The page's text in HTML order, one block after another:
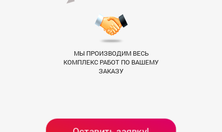
МЫ ПРОИЗВОДИМ ВЕСЬ
КОМПЛЕКС РАБОТ ПО ВАШЕМУ
ЗАКАЗУ